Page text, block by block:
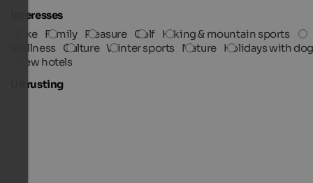
Interesses
Bike Family Pleasure Golf Hiking & mountain sports
Wellness Culture Winter sports Nature Holidays with
New hotels
Uitrusting